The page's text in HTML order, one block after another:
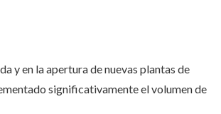
y en la apertura de nuevas plantas de
significativamente el volumen de